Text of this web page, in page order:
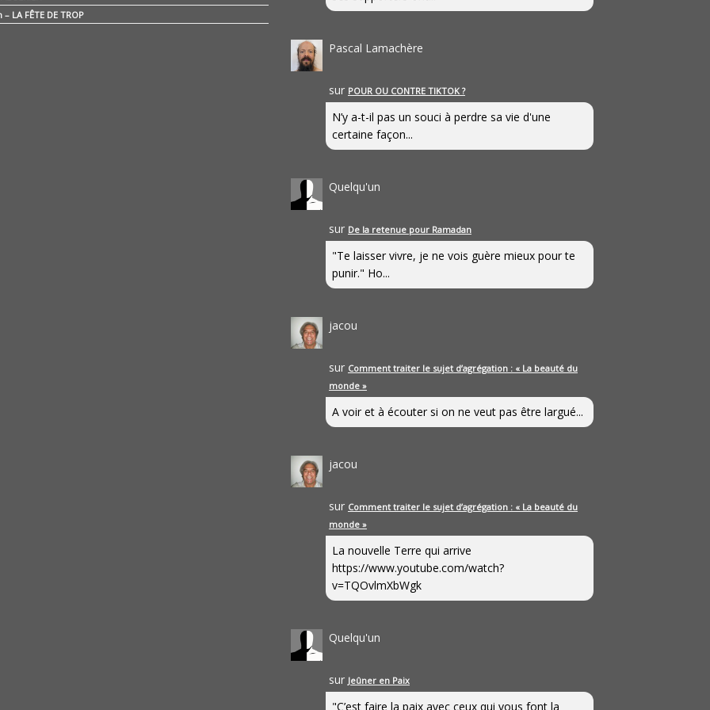
LA FÊTE DE TROP
Pascal Lamachère
sur POUR OU CONTRE TIKTOK ?
N’y a-t-il pas un souci à perdre sa vie d'une
certaine façon...
Quelqu'un
sur De la retenue pour Ramadan
"Te laisser vivre, je ne vois guère mieux pour te
punir." Ho...
jacou
sur Comment traiter le sujet d’agrégation : « La beauté du
monde »
A voir et à écouter si on ne veut pas être largué...
jacou
sur Comment traiter le sujet d’agrégation : « La beauté du
monde »
La nouvelle Terre qui arrive
https://www.youtube.com/watch?
v=TQOvlmXbWgk
Quelqu'un
sur Jeûner en Paix
"C’est faire la paix avec ceux qui vous font la